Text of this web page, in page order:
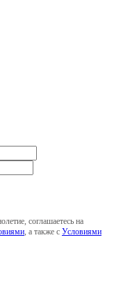
соглашаетесь на
, а также с Условиями